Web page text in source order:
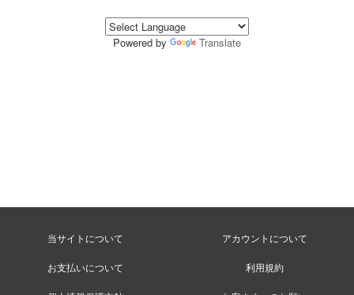
Powered by Translate
当サイトについて アカウントについて
お支払いについて 利用規約